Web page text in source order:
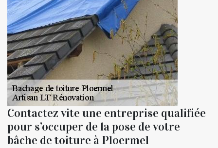
Contactez vite une entreprise qualifiée
pour s’occuper de la pose de votre
bâche de toiture à Ploermel